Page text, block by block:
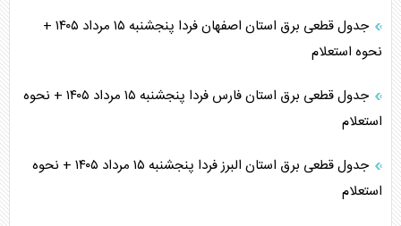
جدول قطعی برق استان اصفهان فردا پنجشنبه ۱۵ مرداد ۱۴۰۵ +
نحوه استعلام
جدول قطعی برق استان فارس فردا پنجشنبه ۱۵ مرداد ۱۴۰۵ + نحوه
استعلام
جدول قطعی برق استان البرز فردا پنجشنبه ۱۵ مرداد ۱۴۰۵ + نحوه
استعلام